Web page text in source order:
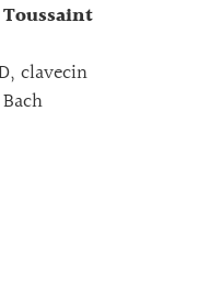
clavecin